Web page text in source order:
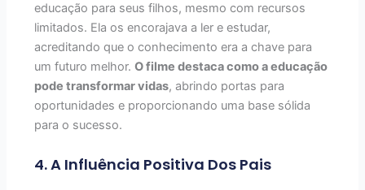
educação para seus filhos, mesmo com recursos
limitados. Ela os encorajava a ler e estudar,
acreditando que o conhecimento era a chave para
um futuro melhor.O filme destaca como a educação
pode transformar vidas, abrindo portas para
oportunidades e proporcionando uma base sólida
para o sucesso.
4. A Influência Positiva Dos Pais